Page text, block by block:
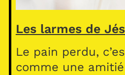
Les larmes de
Le pain perdu,
comme une